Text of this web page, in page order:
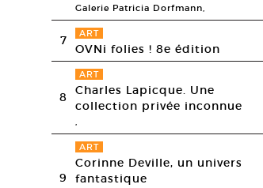
Galerie Patricia Dorfmann,
7 ART
OVNi folies ! 8e édition
8
ART
Charles Lapicque. Une
collection privée inconnue
,
9
ART
Corinne Deville, un univers
fantastique